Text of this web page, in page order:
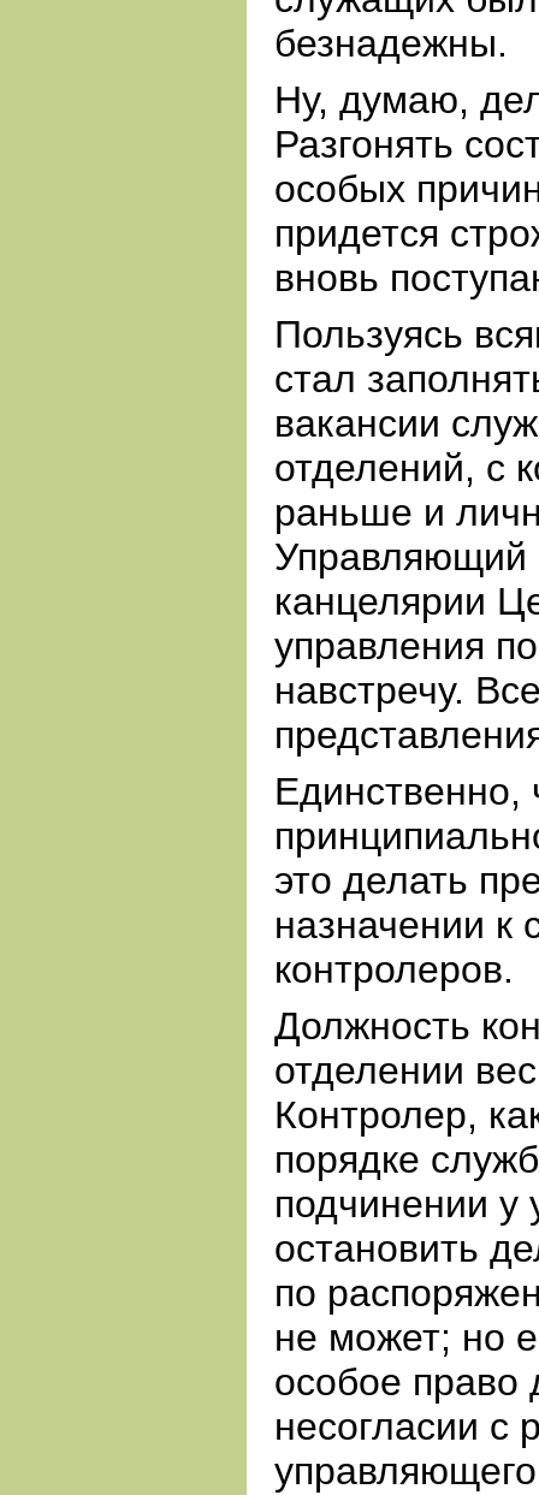
безнадежны.
Ну, думаю,
Разгонять
особых
придется
вновь
Пользуясь
стал
вакансии
отделений, с
раньше и
Управляющий
канцелярии
управления
навстречу.
Единственно,
это делать
назначении к
контролеров.
Должность
отделении
Контролер,
порядке
подчинении у
остановить
по
не может; но
особое право
несогласии с